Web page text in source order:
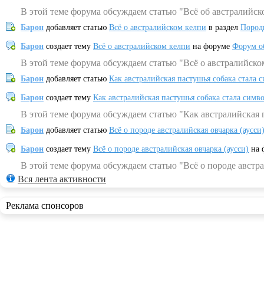
В этой теме форума обсуждаем статью "Всё об
Барон добавляет статью Всё о австралийском келпи в раздел
Барон создает тему Всё о австралийском келпи на форуме Форум
В этой теме форума обсуждаем статью "Всё о
Барон добавляет статью Как австралийская пастушья собака
Барон создает тему Как австралийская пастушья собака стала
В этой теме форума обсуждаем статью "Как
Барон добавляет статью Всё о породе австралийская овчарка (аусси)
Барон создает тему Всё о породе австралийская овчарка (аусси) на
В этой теме форума обсуждаем статью "Всё о породе
Вся лента активности
Реклама спонсоров